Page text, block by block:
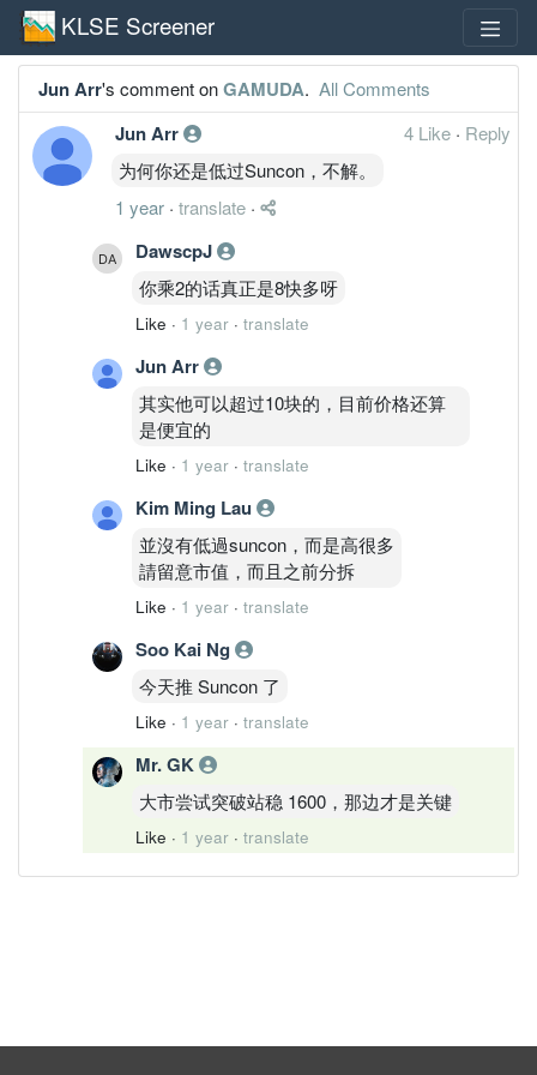
KLSE Screener
Jun Arr's comment onGAMUDA. All Comments
Jun Arr 4 Like · Reply
为何你还是低过Suncon，不解。
1 year · translate ·
DawscpJ
你乘2的话真正是8快多呀
Like · 1 year · translate
Jun Arr
其实他可以超过10块的，目前价格还算
是便宜的
Like · 1 year · translate
Kim Ming Lau
並沒有低過suncon，而是高很多
請留意市值，而且之前分拆
Like · 1 year · translate
Soo Kai Ng
今天推 Suncon 了
Like · 1 year · translate
Mr. GK
大市尝试突破站稳 1600，那边才是关键
Like · 1 year · translate